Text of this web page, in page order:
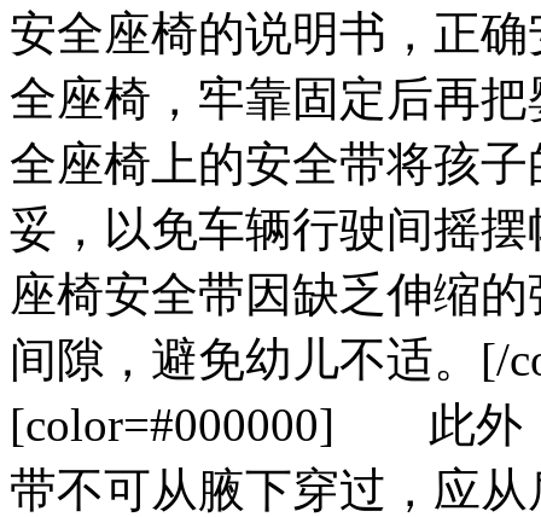
安全座椅的说明书，正
全座椅，牢靠固定后再
全座椅上的安全带将孩
妥，以免车辆行驶间摇
座椅安全带因缺乏伸缩
间隙，避免幼儿不适。[/
[color=#000000] 此外
带不可从腋下穿过，应